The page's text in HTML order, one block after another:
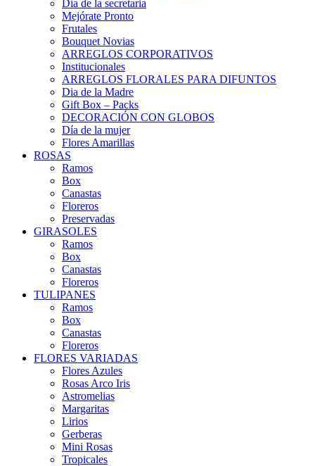
Día de la secretaria
Mejórate Pronto
Frutales
Bouquet Novias
ARREGLOS CORPORATIVOS
Institucionales
ARREGLOS FLORALES PARA DIFUNTOS
Dia de la Madre
Gift Box – Packs
DECORACIÓN CON GLOBOS
Día de la mujer
Flores Amarillas
ROSAS
Ramos
Box
Canastas
Floreros
Preservadas
GIRASOLES
Ramos
Box
Canastas
Floreros
TULIPANES
Ramos
Box
Canastas
Floreros
FLORES VARIADAS
Flores Azules
Rosas Arco Iris
Astromelias
Margaritas
Lirios
Gerberas
Mini Rosas
Tropicales